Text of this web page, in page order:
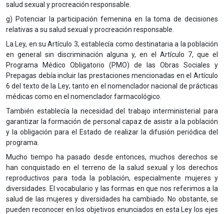
salud sexual y procreación responsable.
g) Potenciar la participación femenina en la toma de decisiones
relativas a su salud sexual y procreación responsable.
La Ley, en su Artículo 3, establecía como destinataria a la población
en general sin discriminación alguna y, en el Artículo 7, que el
Programa Médico Obligatorio (PMO) de las Obras Sociales y
Prepagas debía incluir las prestaciones mencionadas en el Artículo
6 del texto de la Ley; tanto en el nomenclador nacional de prácticas
médicas como en el nomenclador farmacológico.
También establecía la necesidad del trabajo interministerial para
garantizar la formación de personal capaz de asistir a la población
y la obligación para el Estado de realizar la difusión periódica del
programa.
Mucho tiempo ha pasado desde entonces, muchos derechos se
han conquistado en el terreno de la salud sexual y los derechos
reproductivos para toda la población, especialmente mujeres y
diversidades. El vocabulario y las formas en que nos referimos a la
salud de las mujeres y diversidades ha cambiado. No obstante, se
pueden reconocer en los objetivos enunciados en esta Ley los ejes